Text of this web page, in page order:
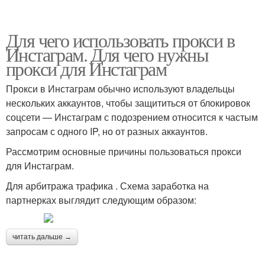
Для чего использовать прокси в
Инстаграм. Для чего нужны
прокси для Инстаграм
Прокси в Инстаграм обычно используют владельцы
нескольких аккаунтов, чтобы защититься от блокировок
соцсети — Инстаграм с подозрением относится к частым
запросам с одного IP, но от разных аккаунтов.
Рассмотрим основные причины пользоваться прокси
для Инстаграм.
Для арбитража трафика . Схема заработка на
партнерках выглядит следующим образом:
читать дальше →